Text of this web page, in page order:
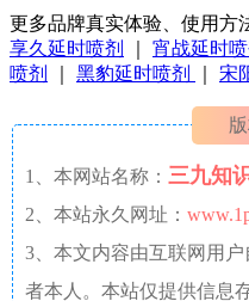
更多品牌真实体验、使用方
享久延时喷剂
宵战延时喷
喷剂
黑豹延时喷剂 宋
1、本网站名称： 三九知
2、本站永久网址：
3、本文内容由互联网用
者本人。本站仅提供信息